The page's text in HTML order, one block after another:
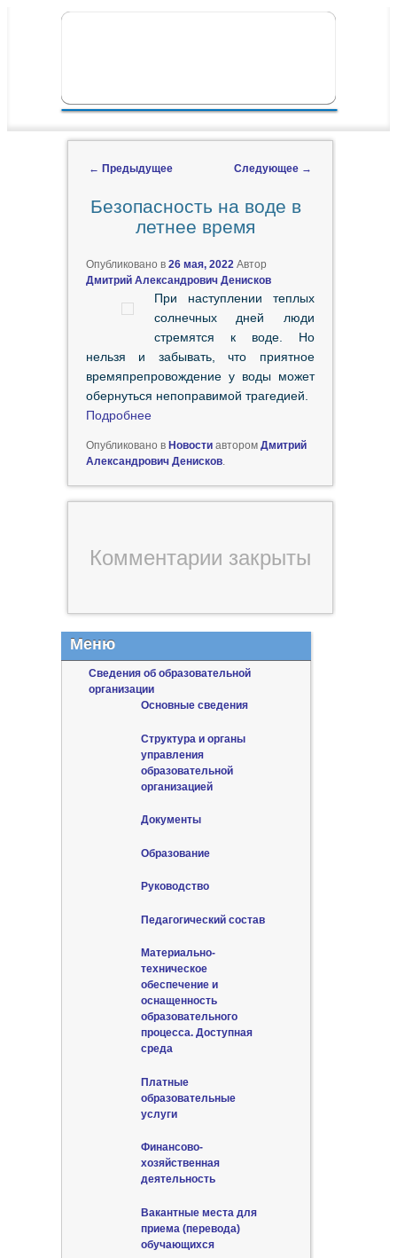
ГЛАВНОЕ МЕНЮ
← Предыдущее Следующее →
Безопасность на воде в
летнее время
Опубликовано в 26 мая, 2022 Автор
Дмитрий Александрович Денисков
При наступлении теплых
солнечных дней люди
стремятся к воде. Но
нельзя и забывать, что приятное
времяпрепровождение у воды может
обернуться непоправимой трагедией.
Подробнее
Опубликовано в Новостиавтором Дмитрий
Александрович Денисков.
Комментарии закрыты
Меню
Сведения об образовательной
организации
Основные сведения
Структура и органы
управления
образовательной
организацией
Документы
Образование
Руководство
Педагогический состав
Материально-
техническое
обеспечение и
оснащенность
образовательного
процесса. Доступная
среда
Платные
образовательные
услуги
Финансово-
хозяйственная
деятельность
Вакантные места для
приема (перевода)
обучающихся